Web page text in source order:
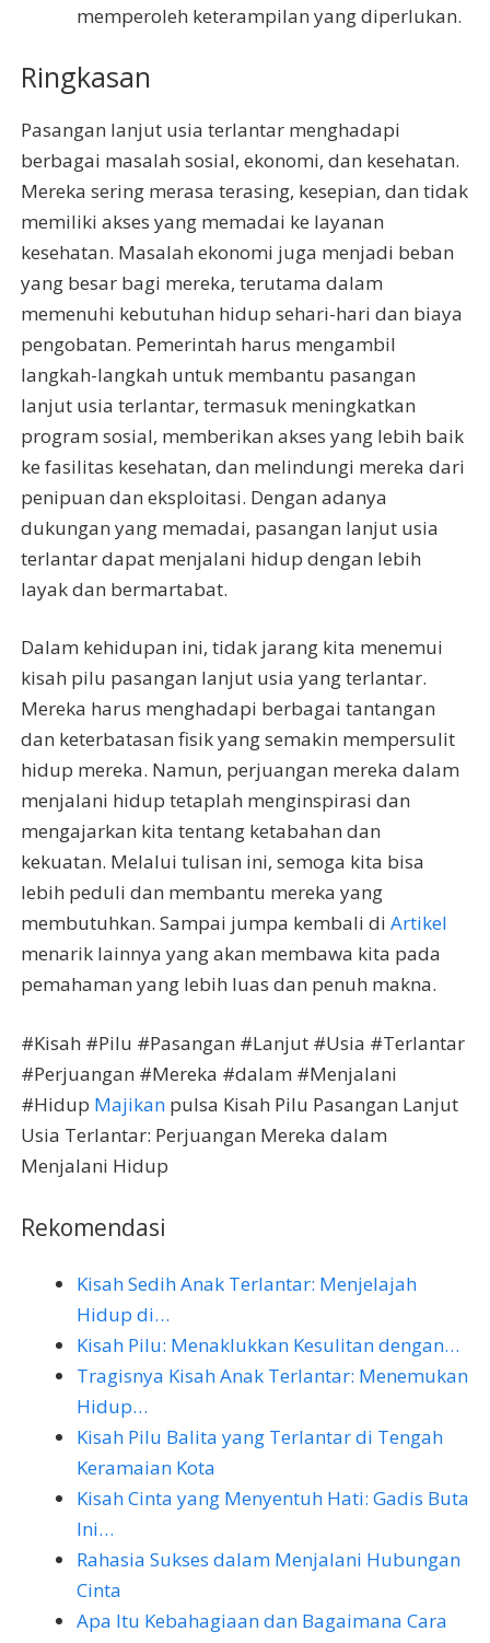
memperoleh keterampilan yang diperlukan.
Ringkasan
Pasangan lanjut usia terlantar menghadapi
berbagai masalah sosial, ekonomi, dan kesehatan.
Mereka sering merasa terasing, kesepian, dan tidak
memiliki akses yang memadai ke layanan
kesehatan. Masalah ekonomi juga menjadi beban
yang besar bagi mereka, terutama dalam
memenuhi kebutuhan hidup sehari-hari dan biaya
pengobatan. Pemerintah harus mengambil
langkah-langkah untuk membantu pasangan
lanjut usia terlantar, termasuk meningkatkan
program sosial, memberikan akses yang lebih baik
ke fasilitas kesehatan, dan melindungi mereka dari
penipuan dan eksploitasi. Dengan adanya
dukungan yang memadai, pasangan lanjut usia
terlantar dapat menjalani hidup dengan lebih
layak dan bermartabat.
Dalam kehidupan ini, tidak jarang kita menemui
kisah pilu pasangan lanjut usia yang terlantar.
Mereka harus menghadapi berbagai tantangan
dan keterbatasan fisik yang semakin mempersulit
hidup mereka. Namun, perjuangan mereka dalam
menjalani hidup tetaplah menginspirasi dan
mengajarkan kita tentang ketabahan dan
kekuatan. Melalui tulisan ini, semoga kita bisa
lebih peduli dan membantu mereka yang
membutuhkan. Sampai jumpa kembali di Artikel
menarik lainnya yang akan membawa kita pada
pemahaman yang lebih luas dan penuh makna.
#Kisah #Pilu #Pasangan #Lanjut #Usia #Terlantar
#Perjuangan #Mereka #dalam #Menjalani
#Hidup Majikan pulsa Kisah Pilu Pasangan Lanjut
Usia Terlantar: Perjuangan Mereka dalam
Menjalani Hidup
Rekomendasi
Kisah Sedih Anak Terlantar: Menjelajah
Hidup di…
Kisah Pilu: Menaklukkan Kesulitan dengan…
Tragisnya Kisah Anak Terlantar: Menemukan
Hidup…
Kisah Pilu Balita yang Terlantar di Tengah
Keramaian Kota
Kisah Cinta yang Menyentuh Hati: Gadis Buta
Ini…
Rahasia Sukses dalam Menjalani Hubungan
Cinta
Apa Itu Kebahagiaan dan Bagaimana Cara